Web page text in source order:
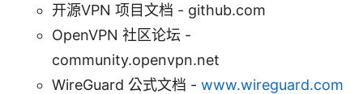
开源VPN 项目文档 - github.com
OpenVPN 社区论坛 -
community.openvpn.net
WireGuard 公式文档 - www.wireguard.com